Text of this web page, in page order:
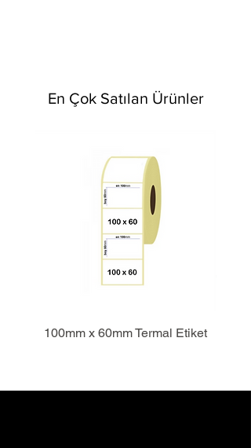
En Çok Satılan Ürünler
100mm x 60mm Termal Etiket